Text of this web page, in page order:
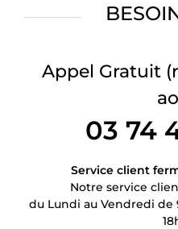
Appel Gratuit
03 74
Service client
Notre service
du Lundi au Vendredi de